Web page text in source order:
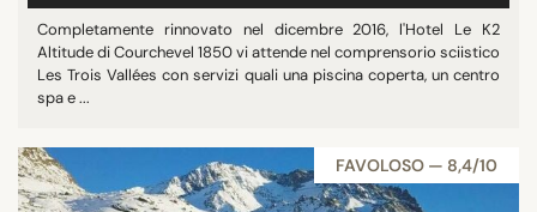
Completamente rinnovato nel dicembre 2016, l'Hotel Le K2
Altitude di Courchevel 1850 vi attende nel comprensorio sciistico
Les Trois Vallées con servizi quali una piscina coperta, un centro
spa e ...
FAVOLOSO — 8,4/10